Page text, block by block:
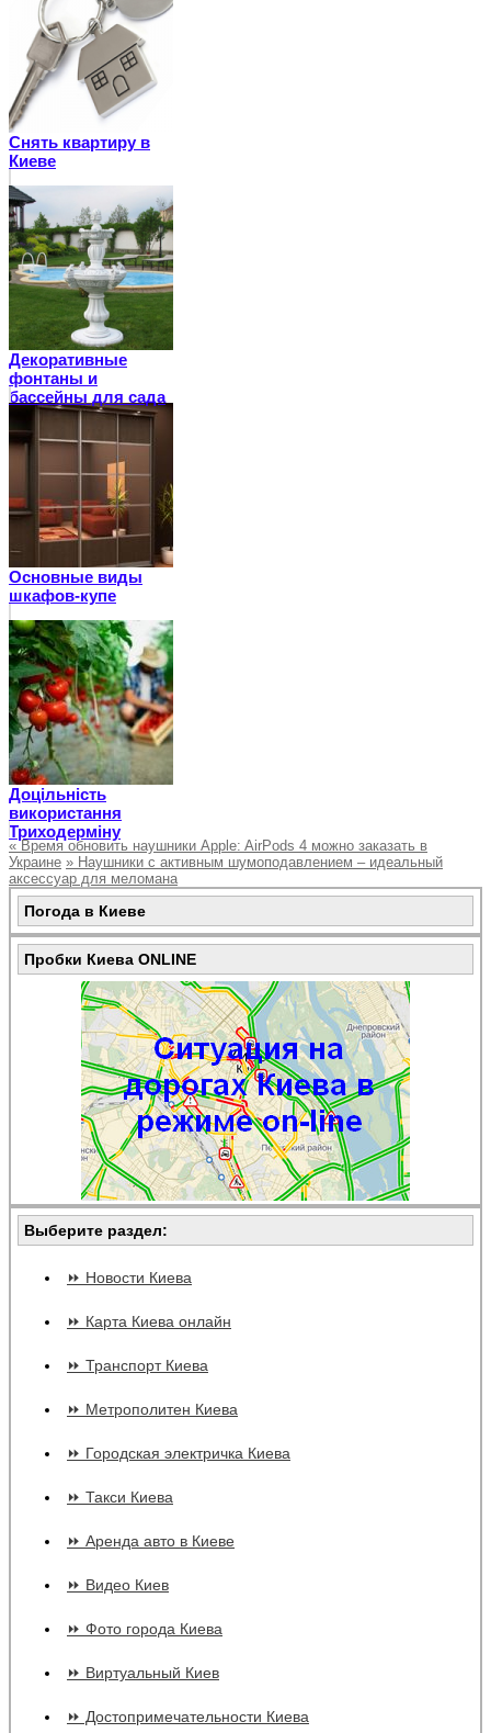
Снять квартиру в
Киеве
Декоративные
фонтаны и
бассейны для сада
Основные виды
шкафов-купе
Доцільність
використання
Триходерміну
«Время обновить наушники Apple: AirPods 4 можно заказать в
Украине » Наушники с активным шумоподавлением – идеальный
аксессуар для меломана
Погода в Киеве
Пробки Киева ONLINE
Выберите раздел:
⏩ Новости Киева
⏩ Карта Киева онлайн
⏩ Транспорт Киева
⏩ Метрополитен Киева
⏩ Городская электричка Киева
⏩ Такси Киева
⏩ Аренда авто в Киеве
⏩ Видео Киев
⏩ Фото города Киева
⏩ Виртуальный Киев
⏩ Достопримечательности Киева